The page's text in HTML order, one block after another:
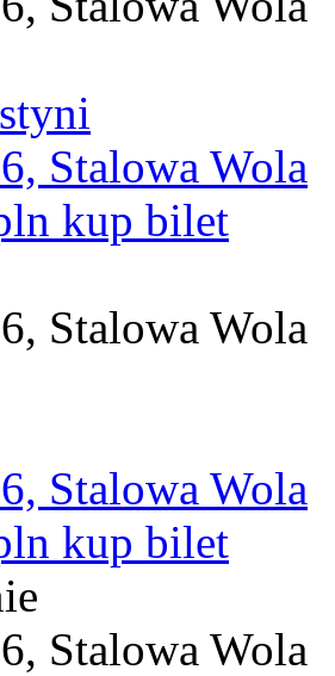
Stalowa Wola
kup bilet
Stalowa Wola
Stalowa Wola
kup bilet
Stalowa Wola